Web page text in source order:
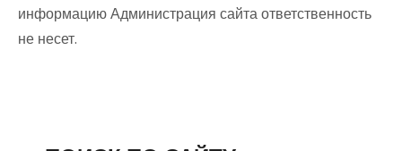
информацию Администрация сайта ответственность
не несет.